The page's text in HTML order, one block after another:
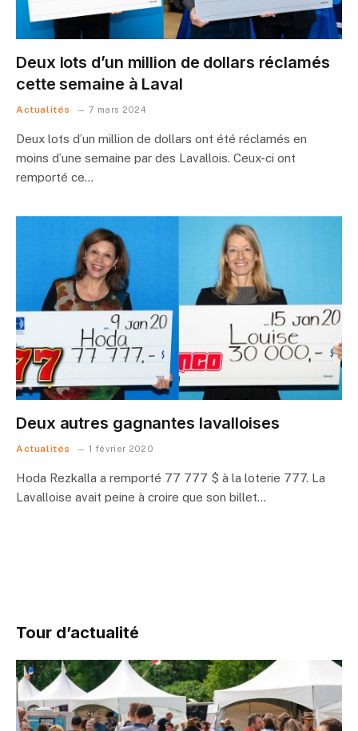
Deux lots d’un million de dollars réclamés
cette semaine à Laval
Actualités 7 mars 2024
Deux lots d’un million de dollars ont été réclamés en
moins d’une semaine par des Lavallois. Ceux-ci ont
remporté ce…
Deux autres gagnantes lavalloises
Actualités 1 février 2020
Hoda Rezkalla a remporté 77 777 $ à la loterie 777. La
Lavalloise avait peine à croire que son billet…
Tour d’actualité